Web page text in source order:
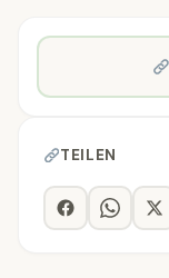
TEILEN